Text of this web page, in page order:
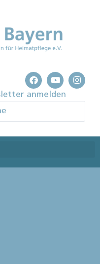
anmelden